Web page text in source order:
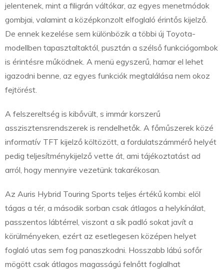
jelentenek, mint a filigrán váltókar, az egyes menetmódok
gombjai, valamint a középkonzolt elfoglaló érintős kijelző.
De ennek kezelése sem különbözik a többi új Toyota-
modellben tapasztaltaktól, pusztán a szélső funkciógombok
is érintésre működnek. A menü egyszerű, hamar el lehet
igazodni benne, az egyes funkciók megtalálása nem okoz
fejtörést.
A felszereltség is kibővült, s immár korszerű
asszisztensrendszerek is rendelhetők. A főműszerek közé
informatív TFT kijelző költözött, a fordulatszámmérő helyét
pedig teljesítménykijelző vette át, ami tájékoztatást ad
arról, hogy mennyire vezetünk takarékosan.
Az Auris Hybrid Touring Sports teljes értékű kombi: elöl
tágas a tér, a második sorban csak átlagos a helykínálat,
passzentos lábtérrel, viszont a sík padló sokat javít a
körülményeken, ezért az esetlegesen középen helyet
foglaló utas sem fog panaszkodni. Hosszabb lábú sofőr
mögött csak átlagos magasságú felnőtt foglalhat